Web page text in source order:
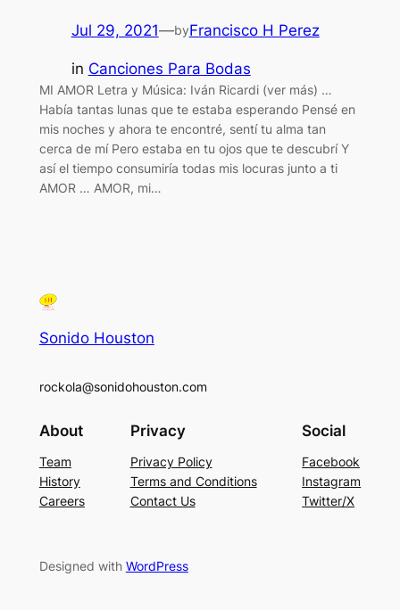
Jul 29, 2021—byFrancisco H Perez
in Canciones Para Bodas
MI AMOR Letra y Música: Iván Ricardi (ver más) …
Había tantas lunas que te estaba esperando Pensé en
mis noches y ahora te encontré, sentí tu alma tan
cerca de mí Pero estaba en tu ojos que te descubrí Y
así el tiempo consumiría todas mis locuras junto a ti
AMOR … AMOR, mi…
Sonido Houston
rockola@sonidohouston.com
About
Team
History
Careers
Privacy
Privacy Policy
Terms and Conditions
Contact Us
Social
Facebook
Instagram
Twitter/X
Designed with WordPress